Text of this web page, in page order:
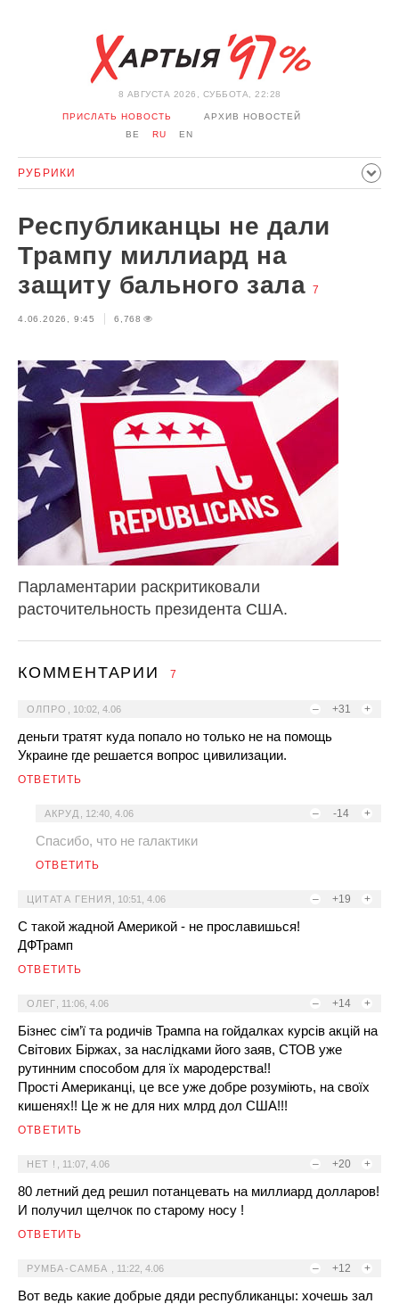
8 АВГУСТА 2026, СУББОТА, 22:28
ПРИСЛАТЬ НОВОСТЬ
АРХИВ НОВОСТЕЙ
BE
RU EN
РУБРИКИ
ПРОИСШЕСТВИЯ СПОРТ КУЛЬТУРА ИСТОРИЯ
МНЕНИЕ ИНТЕРВЬЮ ТЕХНОЛОГИИ ЗДОРОВЬЕ
АВТО ОТДЫХ ОБХОД БЛОКИРОВКИ И СОЛИДАРНОСТЬ
КОРОНАВИРУС БЕЛАРУСЬ В НАТО
Республиканцы не дали
Трампу миллиард на
защиту бального зала 7
4.06.2026, 9:45 6,768
Парламентарии раскритиковали
расточительность президента США.
КОММЕНТАРИИ 7
– +31 +
ОЛПРО 10:02, 4.06
деньги тратят куда попало но только не на помощь
Украине где решается вопрос цивилизации.
ОТВЕТИТЬ
– -14 +
АКРУД 12:40, 4.06
Спасибо, что не галактики
ОТВЕТИТЬ
– +19 +
ЦИТАТА ГЕНИЯ 10:51, 4.06
С такой жадной Америкой - не прославишься!
ДФТрамп
ОТВЕТИТЬ
– +14 +
ОЛЕГ 11:06, 4.06
Бізнес сім’ї та родичів Трампа на гойдалках курсів акцій на
Світових Біржах, за наслідками його заяв, СТОВ уже
рутинним способом для їх мародерства!!
Прості Американці, це все уже добре розуміють, на своїх
кишенях!! Це ж не для них млрд дол США!!!
ОТВЕТИТЬ
– +20 +
НЕТ ! 11:07, 4.06
80 летний дед решил потанцевать на миллиард долларов!
И получил щелчок по старому носу !
ОТВЕТИТЬ
– +12 +
РУМБА-САМБА 11:22, 4.06
Вот ведь какие добрые дяди республиканцы: хочешь зал